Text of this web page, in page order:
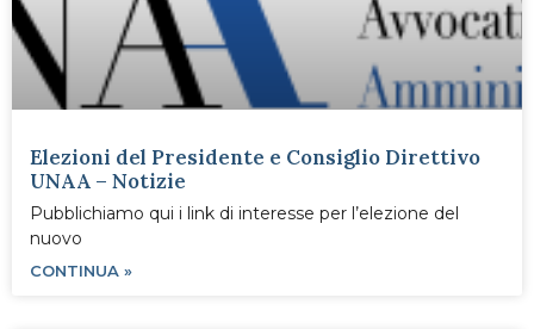
Elezioni del Presidente e Consiglio Direttivo
UNAA – Notizie
Pubblichiamo qui i link di interesse per l’elezione del
nuovo
CONTINUA »